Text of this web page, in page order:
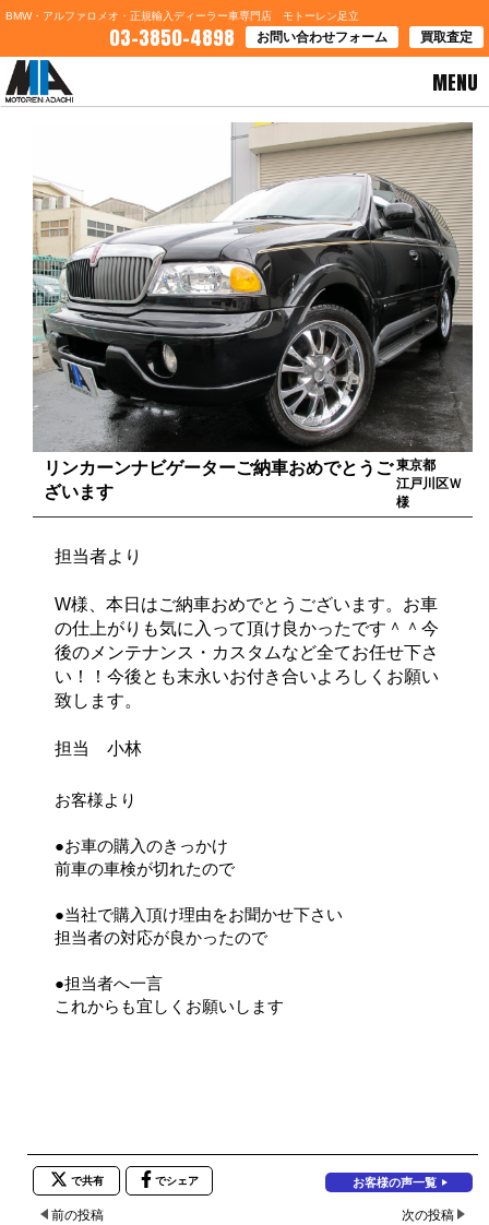
BMW・アルファロメオ・正規輸入ディーラー車専門店 モトーレン足立
03-3850-4898 お問い合わせフォーム 買取査定
MENU
HOME>お客様の声
リンカーンナビゲーターご納車おめでとうご
ざいます
東京都
江戸川区Ｗ
様
担当者より
W様、本日はご納車おめでとうございます。お車
の仕上がりも気に入って頂け良かったです＾＾今
後のメンテナンス・カスタムなど全てお任せ下さ
い！！今後とも末永いお付き合いよろしくお願い
致します。
担当 小林
お客様より
●お車の購入のきっかけ
前車の車検が切れたので
●当社で購入頂け理由をお聞かせ下さい
担当者の対応が良かったので
●担当者へ一言
これからも宜しくお願いします
で共有 でシェア お客様の声一覧
前の投稿 次の投稿